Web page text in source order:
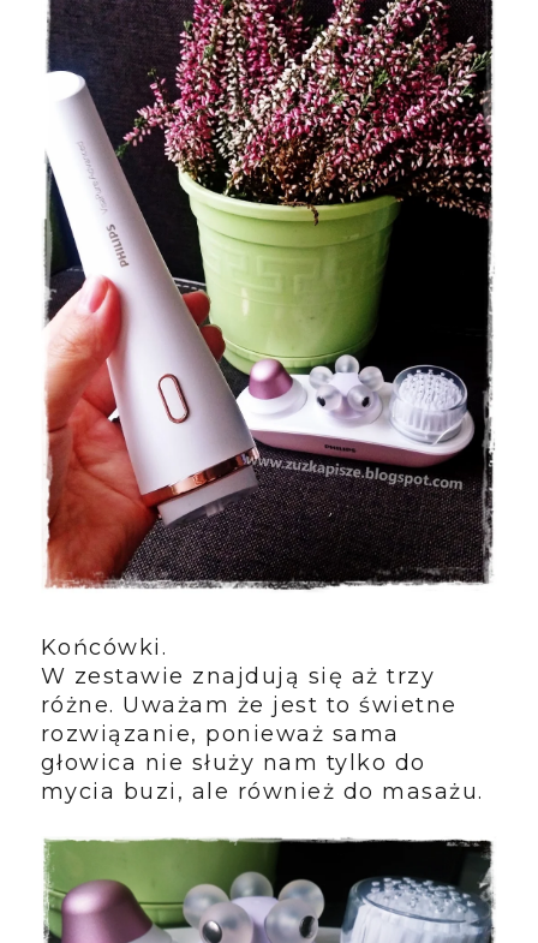
Końcówki.
W zestawie znajdują się aż trzy
różne. Uważam że jest to świetne
rozwiązanie, ponieważ sama
głowica nie służy nam tylko do
mycia buzi, ale również do masażu.